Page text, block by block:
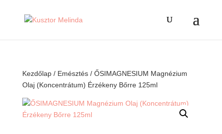
Kezdőlap/ Emésztés/ ŐSIMAGNESIUM Magnézium
Olaj (Koncentrátum) Érzékeny Bőrre 125ml